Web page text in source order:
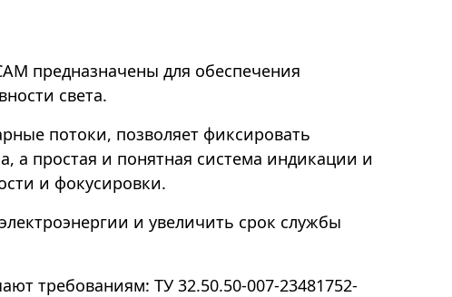
предназначены для обеспечения
света.
потоки, позволяет фиксировать
а простая и понятная система индикации и
и фокусировки.
и увеличить срок службы
требованиям: ТУ 32.50.50-007-23481752-